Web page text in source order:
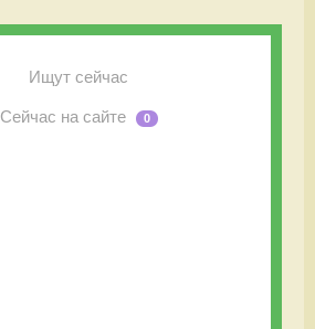
Ищут сейчас
Сейчас на сайте 0